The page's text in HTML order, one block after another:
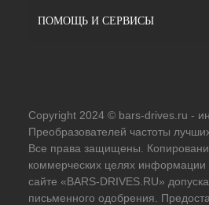
ПОМОЩЬ И СЕРВИСЫ
Copyright 2024 © bars-drives.ru -
Преобразователей частоты
Все права защищены.
коммерческих целях информации
сайте «BARS-DRIVES.RU»
письменного одобрения.